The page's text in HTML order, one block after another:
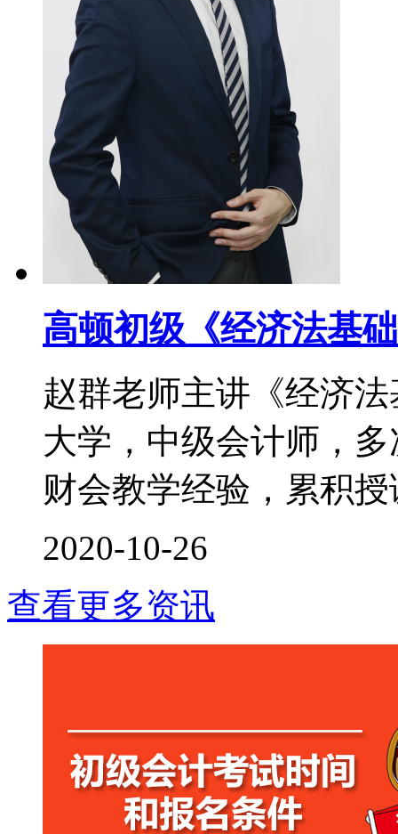
高顿初级《经济法基
赵群老师主讲《经济
大学，中级会计师，
财会教学经验，累积
2020-10-26
查看更多资讯